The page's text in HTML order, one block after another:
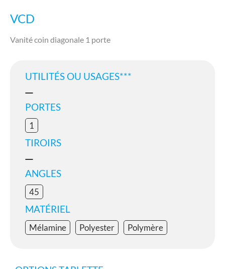
VCD
Vanité coin diagonale 1 porte
UTILITÉS OU USAGES***
PORTES
1
TIROIRS
ANGLES
45
MATÉRIEL
Mélamine Polyester Polymère